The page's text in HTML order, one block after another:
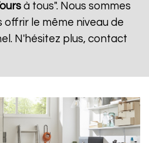
à tous". Nous sommes
offrir le même niveau de
N'hésitez plus, contact